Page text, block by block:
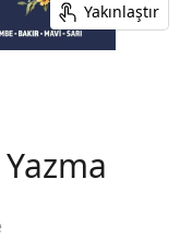
Yakınlaştır